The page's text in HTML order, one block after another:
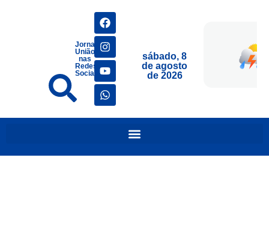
Jornais
União
nas
Redes
Sociais
sábado, 8
de agosto
de 2026